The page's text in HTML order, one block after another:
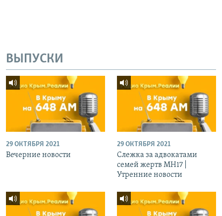
ВЫПУСКИ
29 ОКТЯБРЯ 2021
Вечерние новости
29 ОКТЯБРЯ 2021
Слежка за адвокатами
семей жертв МН17 |
Утренние новости